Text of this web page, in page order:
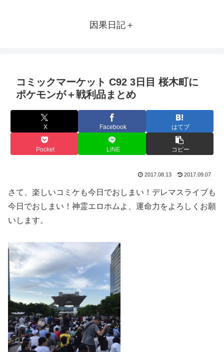
因果日記＋
コミックマーケット C92 3日目 桜木町に
ポケモンが＋戦利品まとめ
X Facebook はてブ
Pocket LINE コピー
2017.08.13 2017.09.07
さて、楽しいコミケも今日でおしまい！デレマスライブも
今日でおしまい！神霊エロホムよ、運命力をよろしくお願
いします。